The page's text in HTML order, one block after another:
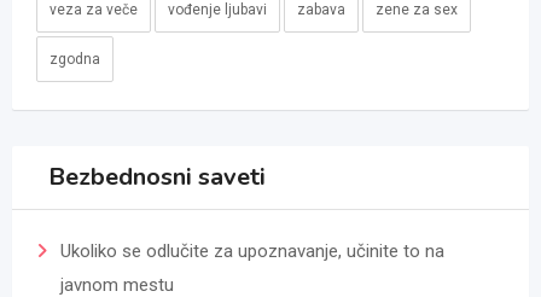
veza za veče vođenje ljubavi zabava zene za sex
zgodna
Bezbednosni saveti
Ukoliko se odlučite za upoznavanje, učinite to na
javnom mestu